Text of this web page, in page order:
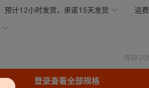
预计12小时发货，承诺15天发货 运费
库存
登录查看全部规格